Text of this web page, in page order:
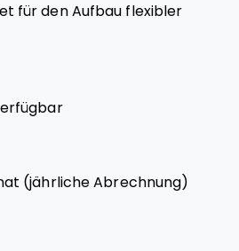
für den Aufbau flexibler
(jährliche Abrechnung)